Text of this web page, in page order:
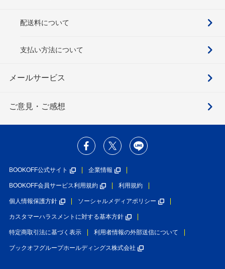
配送料について
支払い方法について
メールサービス
ご意見・ご感想
BOOKOFF公式サイト 企業情報
BOOKOFF会員サービス利用規約 利用規約
個人情報保護方針 ソーシャルメディアポリシー
カスタマーハラスメントに対する基本方針
特定商取引法に基づく表示 利用者情報の外部送信について
ブックオフグループホールディングス株式会社